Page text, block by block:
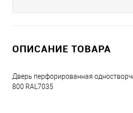
ОПИСАНИЕ ТОВАРА
Дверь перфорированная
800 RAL7035